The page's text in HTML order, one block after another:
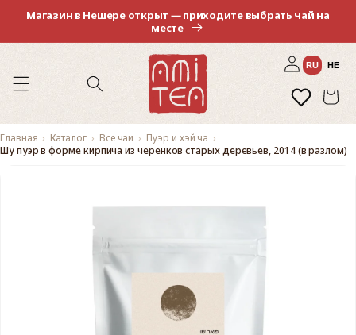
Магазин в Нешере открыт — приходите выбрать чай на
месте
RU HE
Войти
Избранное
Корзина
Главная Каталог Все чаи
Пуэр и хэй ча
Шу пуэр в форме кирпича из черенков старых деревьев, 2014 (в разлом)